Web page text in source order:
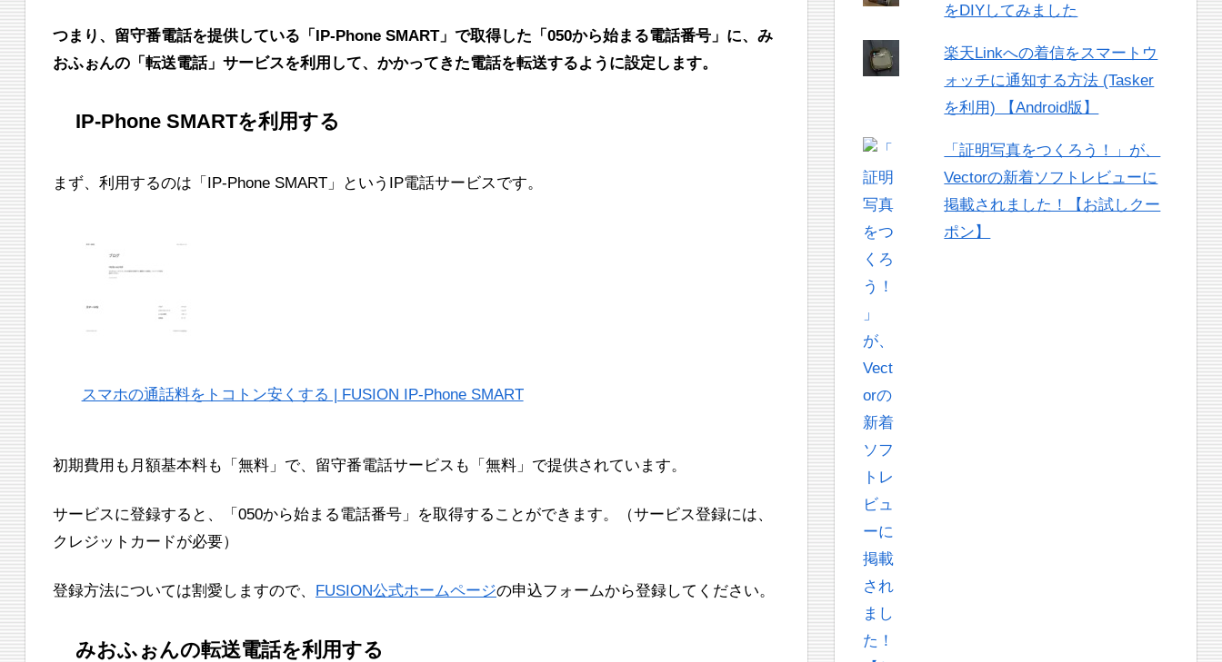
つまり、留守番電話を提供している「IP-Phone SMART」で取得した「050から始まる電話番号」に、み
おふぉんの「転送電話」サービスを利用して、かかってきた電話を転送するように設定します。
IP-Phone SMARTを利用する
まず、利用するのは「IP-Phone SMART」というIP電話サービスです。
スマホの通話料をトコトン安くする | FUSION IP-Phone SMART
初期費用も月額基本料も「無料」で、留守番電話サービスも「無料」で提供されています。
サービスに登録すると、「050から始まる電話番号」を取得することができます。（サービス登録には、
クレジットカードが必要）
登録方法については割愛しますので、 FUSION公式ホームページの申込フォームから登録してください。
みおふぉんの転送電話を利用する
をDIYしてみました
楽天Linkへの着信をスマートウ
ォッチに通知する方法 (Tasker
を利用) 【Android版】
「証明写真をつくろう！」が、
Vectorの新着ソフトレビューに
掲載されました！【お試しクー
ポン】